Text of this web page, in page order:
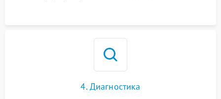
4. Диагностика